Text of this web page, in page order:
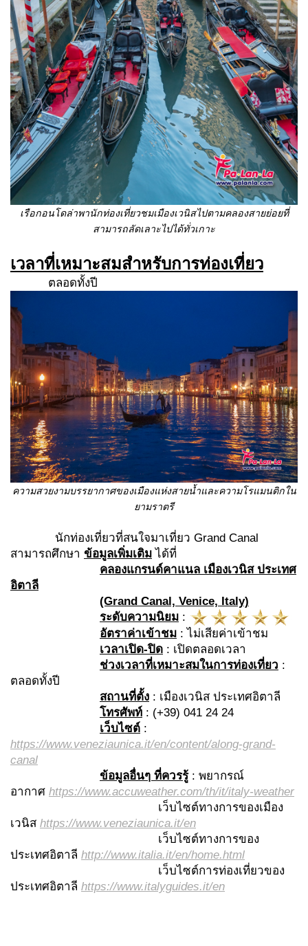
เรือกอนโดล่าพานักท่องเที่ยวชมเมืองเวนิสไปตามคลองสายย่อยที่
สามารถลัดเลาะไปได้ทั่วเกาะ
เวลาที่เหมาะสมสำหรับการท่องเที่ยว
ตลอดทั้งปี
ความสวยงามบรรยากาศของเมืองแห่งสายน้ำและความโรแมนติกใน
ยามราตรี
นักท่องเที่ยวที่สนใจมาเที่ยว Grand Canal
สามารถศึกษา ข้อมูลเพิ่มเติม ได้ที่
คลองแกรนด์คาแนล เมืองเวนิส ประเทศ
อิตาลี
(Grand Canal, Venice, Italy)
ระดับความนิยม :
อัตราค่าเข้าชม : ไม่เสียค่าเข้าชม
เวลาเปิด-ปิด : เปิดตลอดเวลา
ช่วงเวลาที่เหมาะสมในการท่องเที่ยว :
ตลอดทั้งปี
สถานที่ตั้ง : เมืองเวนิส ประเทศอิตาลี
โทรศัพท์ : (+39) 041 24 24
เว็บไซต์ :
https://www.veneziaunica.it/en/content/along-grand-
canal
ข้อมูลอื่นๆ ที่ควรรู้: พยากรณ์
อากาศ https://www.accuweather.com/th/it/italy-weather
เว็บไซต์ทางการของเมือง
เวนิส https://www.veneziaunica.it/en
เว็บไซต์ทางการของ
ประเทศอิตาลี http://www.italia.it/en/home.html
เว็บไซต์การท่องเที่ยวของ
ประเทศอิตาลี https://www.italyguides.it/en